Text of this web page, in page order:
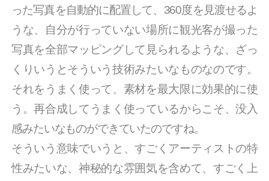
った写真を自動的に配置して、360度を見渡せるよ
うな、自分が行っていない場所に観光客が撮った
写真を全部マッピングして見られるような、ざっ
くりいうとそういう技術みたいなものなのです。
それをうまく使って、素材を最大限に効果的に使
う。再合成してうまく使っているからこそ、没入
感みたいなものができていたのですね。
そういう意味でいうと、すごくアーティストの特
性みたいな、神秘的な雰囲気を含めて、すごく上